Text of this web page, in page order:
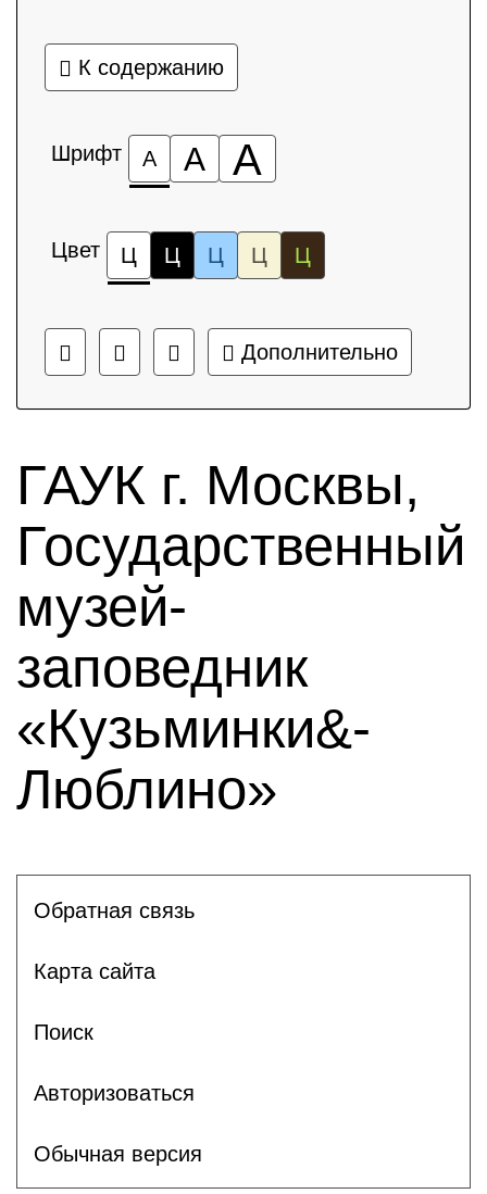
К содержанию
Шрифт А А А
Цвет Ц Ц Ц Ц Ц
Дополнительно
ГАУК г. Москвы,
Государственный
музей-
заповедник
«Кузьминки&-
Люблино»
Обратная связь
Карта сайта
Поиск
Авторизоваться
Обычная версия